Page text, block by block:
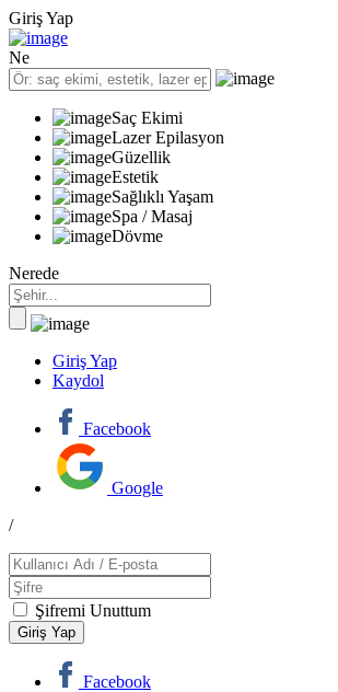
Giriş Yap
Ne
Saç Ekimi
Lazer Epilasyon
Güzellik
Estetik
Sağlıklı Yaşam
Spa / Masaj
Dövme
Nerede
Giriş Yap
Kaydol
Facebook
Google
/
Şifremi Unuttum
Facebook